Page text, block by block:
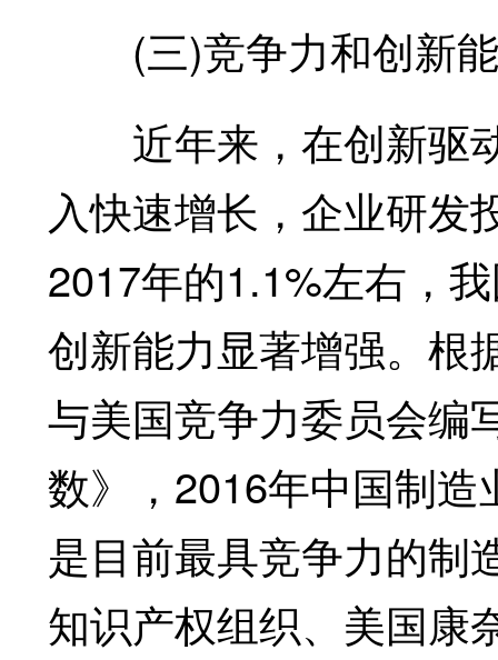
(三)竞争力和创新能
近年来，在创新驱
入快速增长，企业研发
2017年的1.1%左右，
创新能力显著增强。根
与美国竞争力委员会编
数》，2016年中国制
是目前最具竞争力的制
知识产权组织、美国康